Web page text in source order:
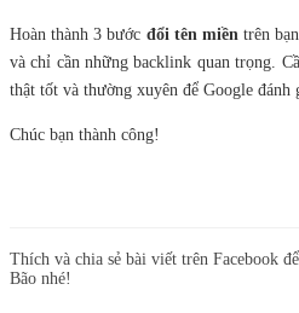
Hoàn thành 3 bước đổi tên miềntrên
và chỉ cần những backlink quan trọng.
thật tốt và thường xuyên để Google đánh
Chúc bạn thành công!
Thích và chia sẻ bài viết trên Facebook
Bão nhé!